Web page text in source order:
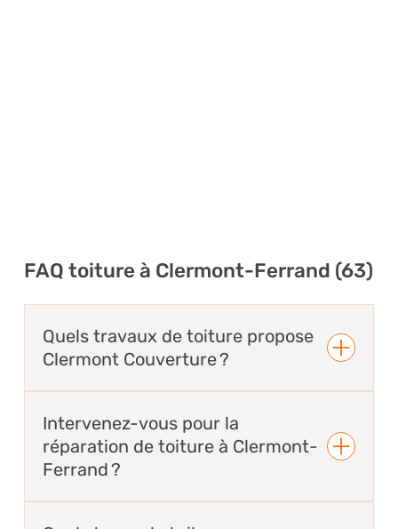
FAQ toiture à Clermont-Ferrand (63)
Quels travaux de toiture propose
Clermont Couverture ?
travaux de toiture à Clermont-Ferrand et dans
le Puy-de-Dôme : pose de tuiles, rénovation de
couverture, réparation de toiture,
Intervenez-vous pour la
réparation de toiture à Clermont-
Ferrand ?